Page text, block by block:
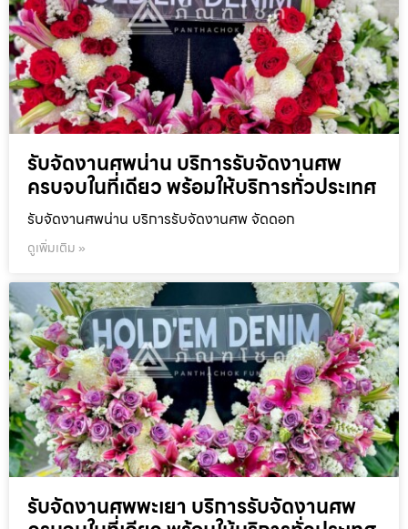
รับจัดงานศพน่าน บริการรับจัดงานศพ
ครบจบในที่เดียว พร้อมให้บริการทั่วประเทศ
รับจัดงานศพน่าน บริการรับจัดงานศพ จัดดอก
ดูเพิ่มเติม »
รับจัดงานศพพะเยา บริการรับจัดงานศพ